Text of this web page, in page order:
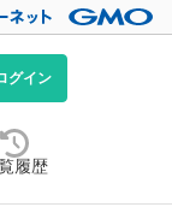
グイン
履歴